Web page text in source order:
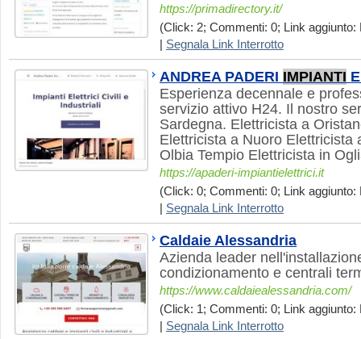
https://primadirectory.it/
(Click: 2; Commenti: 0; Link aggiunto:
Segnala Link Interrotto
ANDREA PADERI IMPIANTI
Esperienza decennale e
servizio attivo H24. Il nostro
Sardegna. Elettricista a
Elettricista a Nuoro Elettricista
Olbia Tempio Elettricista in
https://apaderi-impiantielettrici.it
(Click: 0; Commenti: 0; Link aggiunto:
Segnala Link Interrotto
Caldaie Alessandria
Azienda leader
condizionamento e centrali
https://www.caldaiealessandria.com/
(Click: 1; Commenti: 0; Link aggiunto:
Segnala Link Interrotto